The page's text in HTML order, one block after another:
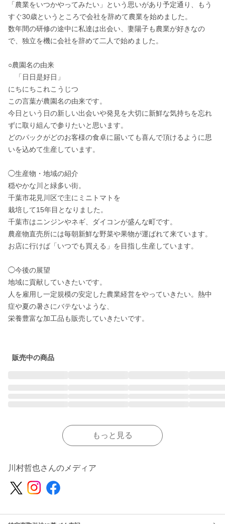
「農業をいつかやってみたい」という思いがあり予定通り、もう
すぐ30歳というところで会社を辞めて農業を始めました。
数年間の研修の途中に私達は出会い、妻陽子も農業が好きなの
で、独立を機に会社を辞めて二人で始めました。
○農園名の由来
「日日是好日」
にちにちこれこうじつ
この言葉が農園名の由来です。
今日という日の新しい出会いや発見を大切に新鮮な気持ちを忘れ
ずに取り組んで参りたいと思います。
どのパックがどのお客様の食卓に届いても喜んで頂けるように思
いを込めて生産しています。
◯生産物・地域の紹介
穏やかな川と緑多い街。
千葉市花見川区で主にミニトマトを
栽培して15年目となりました。
千葉市はニンジンやネギ、ダイコンが盛んな町です。
農産物直売所には毎朝新鮮な野菜や果物が運ばれて来ています。
お店に行けば「いつでも買える」を目指し生産しています。
◯今後の展望
地域に貢献していきたいです。
人を雇用し一定規模の安定した農業経営をやっていきたい。熱中
症や夏の暑さにバテないような、
栄養豊富な加工品も販売していきたいです。
販売中の商品
もっと見る
川村哲也さんのメディア